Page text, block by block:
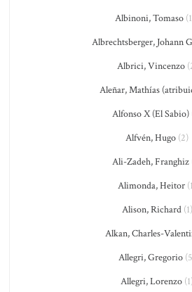
Albinoni, Tomaso
Albrechtsberger, Johann
Albrici, Vincenzo
Aleñar, Mathías
Alfonso X (El Sabio)
Alfvén, Hugo (2)
Ali-Zadeh, Franghiz
Alimonda, Heitor
Alison, Richard(1)
Alkan, Charles-
Allegri, Gregorio
Allegri, Lorenzo